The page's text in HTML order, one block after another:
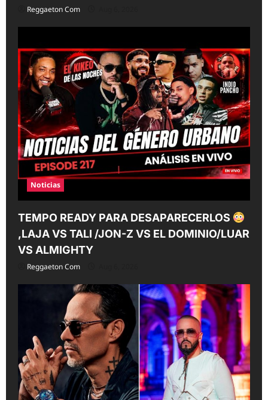
Reggaeton Com
Noticias
TEMPO READY PARA DESAPARECERLOS
,LAJA VS TALI /JON-Z VS EL DOMINIO/LUAR
VS ALMIGHTY
Reggaeton Com